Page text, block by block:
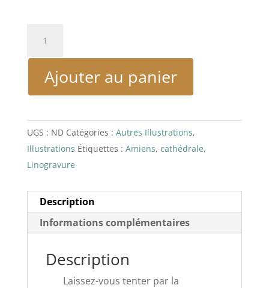
Cathédrale
d'Amiens
-
Ajouter au panier
UGS : ND Catégories : Autres Illustrations,
Illustrations Étiquettes : Amiens, cathédrale,
Linogravure
Description
Informations complémentaires
Description
Laissez-vous tenter par la